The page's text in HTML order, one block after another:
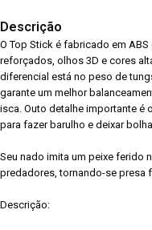
Descrição
O Top Stick é fabricado em
reforçados, olhos 3D e cores
diferencial está no peso de
garante um melhor
isca. Outo detalhe importante é
para fazer barulho e deixar
Seu nado imita um peixe ferido
predadores, tornando-se presa
Descrição: